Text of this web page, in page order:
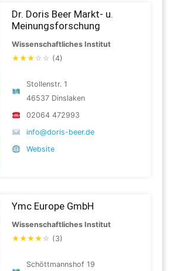
Dr. Doris Beer Markt- u.
Meinungsforschung
Wissenschaftliches Institut
★★★ ☆ ☆ (4)
Stollenstr. 1
46537 Dinslaken
02064 472993
info@doris-beer.de
Website
Ymc Europe GmbH
Wissenschaftliches Institut
★★★★ ☆ (3)
Schöttmannshof 19